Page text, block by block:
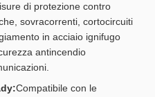
di protezione contro
sovracorrenti, cortocircuiti
in acciaio ignifugo
antincendio
Compatibile con le